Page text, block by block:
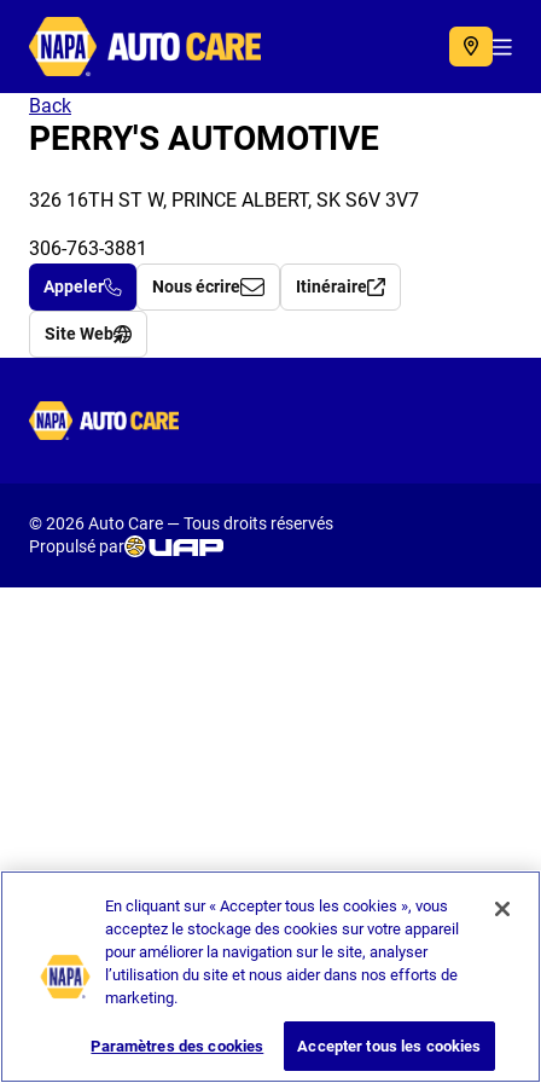
Autocare
Back
PERRY'S AUTOMOTIVE
326 16TH ST W, PRINCE ALBERT, SK S6V 3V7
306-763-3881
Appeler Nous écrire Itinéraire
Site Web
Autocare
© 2026 Auto Care — Tous droits réservés
Propulsé par
En cliquant sur « Accepter tous les cookies », vous
acceptez le stockage des cookies sur votre appareil
pour améliorer la navigation sur le site, analyser
l’utilisation du site et nous aider dans nos efforts de
marketing.
Paramètres des cookies Accepter tous les cookies